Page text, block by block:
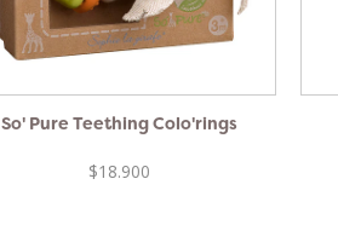
So' Pure Teething Colo'rings
$18.900